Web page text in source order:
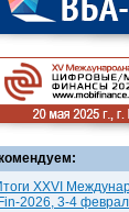
XXVI
2026, 3-4